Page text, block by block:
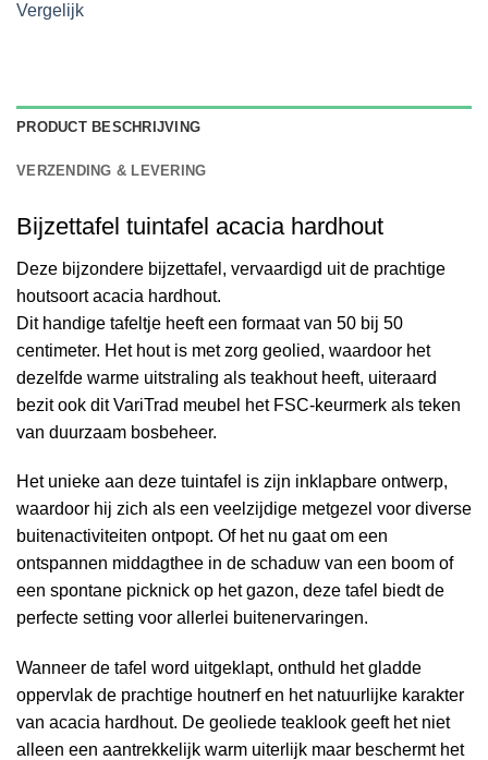
Vergelijk
PRODUCT BESCHRIJVING
VERZENDING & LEVERING
Bijzettafel tuintafel acacia hardhout
Deze bijzondere bijzettafel, vervaardigd uit de prachtige
houtsoort acacia hardhout.
Dit handige tafeltje heeft een formaat van 50 bij 50
centimeter. Het hout is met zorg geolied, waardoor het
dezelfde warme uitstraling als teakhout heeft, uiteraard
bezit ook dit VariTrad meubel het FSC-keurmerk als teken
van duurzaam bosbeheer.
Het unieke aan deze tuintafel is zijn inklapbare ontwerp,
waardoor hij zich als een veelzijdige metgezel voor diverse
buitenactiviteiten ontpopt. Of het nu gaat om een
ontspannen middagthee in de schaduw van een boom of
een spontane picknick op het gazon, deze tafel biedt de
perfecte setting voor allerlei buitenervaringen.
Wanneer de tafel word uitgeklapt, onthuld het gladde
oppervlak de prachtige houtnerf en het natuurlijke karakter
van acacia hardhout. De geoliede teaklook geeft het niet
alleen een aantrekkelijk warm uiterlijk maar beschermt het